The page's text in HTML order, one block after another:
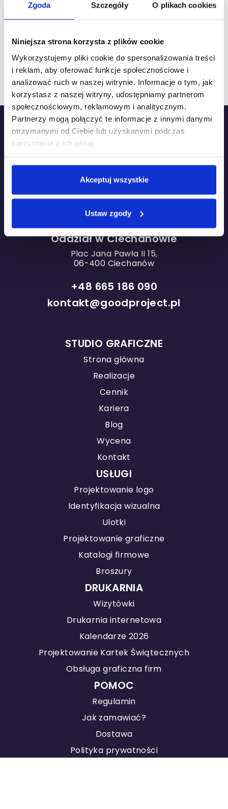
Zgoda Szczegóły O plikach cookies
Niniejsza strona korzysta z plików cookie
Wykorzystujemy pliki cookie do spersonalizowania treści
i reklam, aby oferować funkcje społecznościowe i
analizować ruch w naszej witrynie. Informacje o tym, jak
korzystasz z naszej witryny, udostępniamy partnerom
społecznościowym, reklamowym i analitycznym.
Partnerzy mogą połączyć te informacje z innymi danymi
otrzymanymi od Ciebie lub uzyskanymi podczas
korzystania z ich usług.
Akceptuj wszystkie
Ustaw zgody
Kliknij gwiazdkę, aby ocenić!
Jak dotąd brak ocen! Bądź pierwszą osobą, która
oceni tę stronę.
Oddział w Warszawie
ul. Grzybowska 87
00-844 Warszawa
Oddział w Ciechanowie
Plac Jana Pawła II 15,
06-400 Ciechanów
+48 665 186 090
kontakt@goodproject.pl
STUDIO GRAFICZNE
Strona główna
Realizacje
Cennik
Kariera
Blog
Wycena
Kontakt
USŁUGI
Projektowanie logo
Identyfikacja wizualna
Ulotki
Projektowanie graficzne
Katalogi firmowe
Broszury
DRUKARNIA
Wizytówki
Drukarnia internetowa
Kalendarze 2026
Projektowanie Kartek Świątecznych
Obsługa graficzna firm
POMOC
Regulamin
Jak zamawiać?
Dostawa
Polityka prywatności